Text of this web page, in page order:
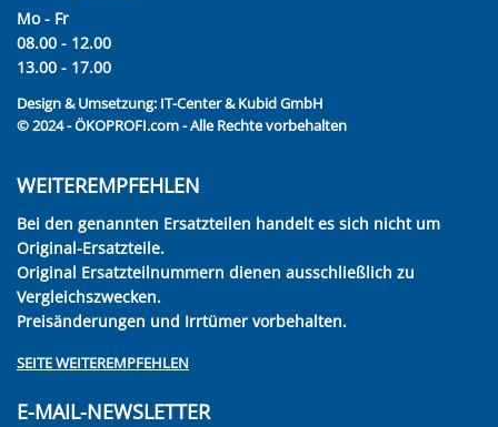
Mo - Fr
08.00 - 12.00
13.00 - 17.00
Design & Umsetzung: IT-Center & Kubid GmbH
© 2024 - ÖKOPROFI.com - Alle Rechte vorbehalten
WEITEREMPFEHLEN
Bei den genannten Ersatzteilen handelt es sich nicht um
Original-Ersatzteile.
Original Ersatzteilnummern dienen ausschließlich zu
Vergleichszwecken.
Preisänderungen und Irrtümer vorbehalten.
SEITE WEITEREMPFEHLEN
E-MAIL-NEWSLETTER